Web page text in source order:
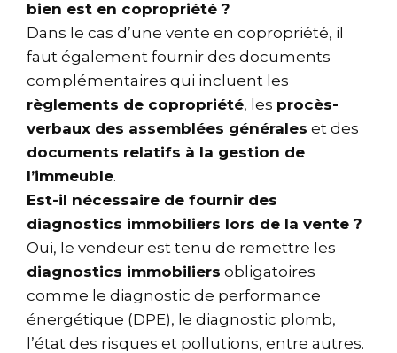
bien est en copropriété ?
Dans le cas d’une vente en copropriété, il
faut également fournir des documents
complémentaires qui incluent les
règlements de copropriété, les procès-
verbaux des assemblées générales et des
documents relatifs à la gestion de
l’immeuble.
Est-il nécessaire de fournir des
diagnostics immobiliers lors de la vente ?
Oui, le vendeur est tenu de remettre les
diagnostics immobiliers obligatoires
comme le diagnostic de performance
énergétique (DPE), le diagnostic plomb,
l’état des risques et pollutions, entre autres.